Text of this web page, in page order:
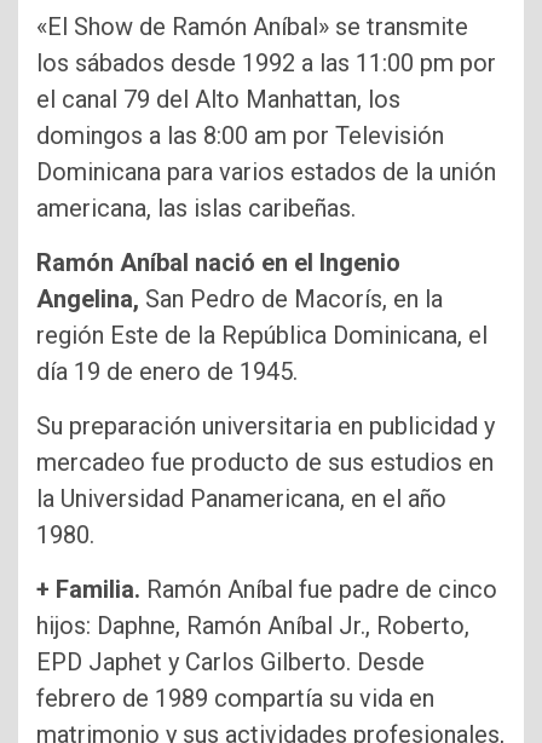
«El Show de Ramón Aníbal» se transmite
los sábados desde 1992 a las 11:00 pm por
el canal 79 del Alto Manhattan, los
domingos a las 8:00 am por Televisión
Dominicana para varios estados de la unión
americana, las islas caribeñas.
Ramón Aníbal nació en el Ingenio
Angelina, San Pedro de Macorís, en la
región Este de la República Dominicana, el
día 19 de enero de 1945.
Su preparación universitaria en publicidad y
mercadeo fue producto de sus estudios en
la Universidad Panamericana, en el año
1980.
+ Familia. Ramón Aníbal fue padre de cinco
hijos: Daphne, Ramón Aníbal Jr., Roberto,
EPD Japhet y Carlos Gilberto. Desde
febrero de 1989 compartía su vida en
matrimonio y sus actividades profesionales,